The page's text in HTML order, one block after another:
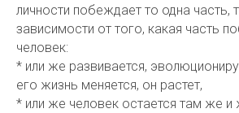
личности побеждает то одна часть,
зависимости от того, какая часть
человек:
* или же развивается,
его жизнь меняется, он растет,
* или же человек остается там же и